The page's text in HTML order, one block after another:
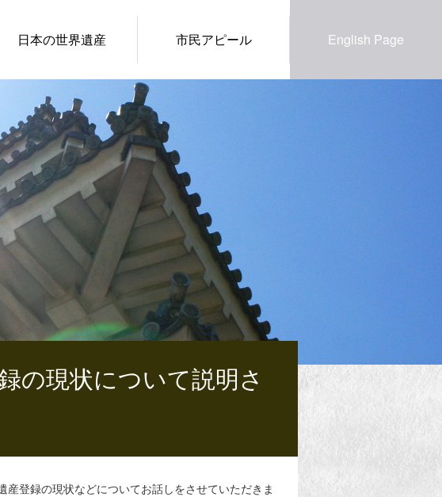
日本の世界遺産 市民アピール English Page
の現状について説明さ
登録の現状などについてお話しをさせていただきま